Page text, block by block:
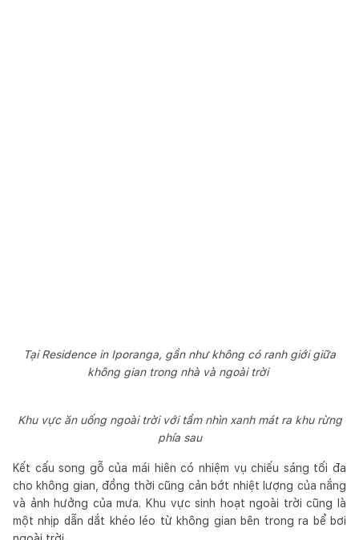
Tại Residence in Iporanga, gần như không có ranh giới giữa
không gian trong nhà và ngoài trời
Khu vực ăn uống ngoài trời với tầm nhìn xanh mát ra khu rừng
phía sau
Kết cấu song gỗ của mái hiên có nhiệm vụ chiếu sáng tối đa
cho không gian, đồng thời cũng cản bớt nhiệt lượng của nắng
và ảnh hưởng của mưa. Khu vực sinh hoạt ngoài trời cũng là
một nhịp dẫn dắt khéo léo từ không gian bên trong ra bể bơi